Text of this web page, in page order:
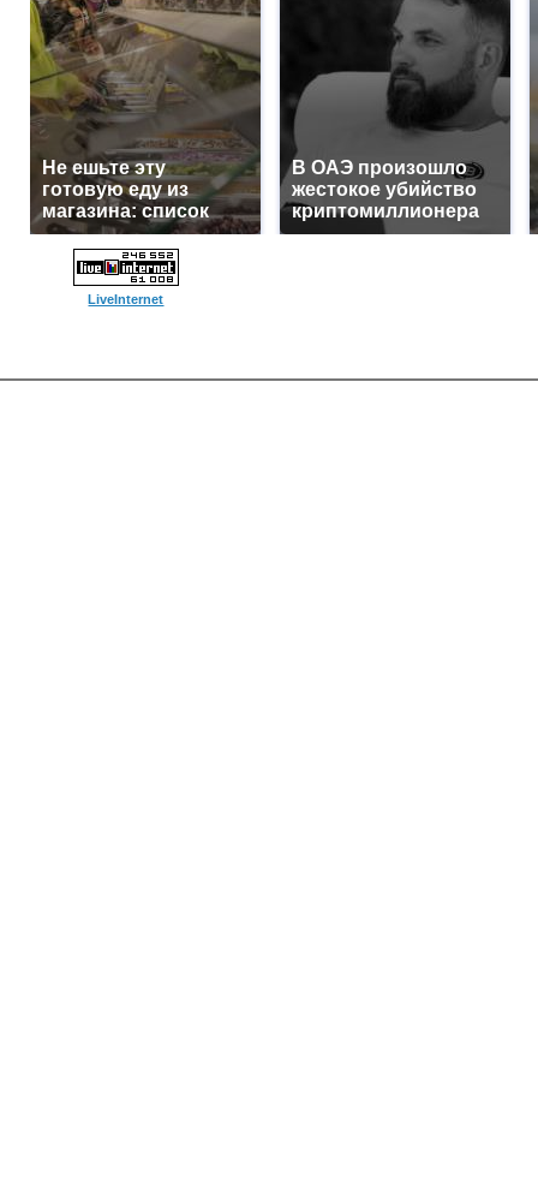
Не ешьте эту
готовую еду из
магазина: список
В ОАЭ произошло
жестокое убийство
криптомиллионера
LiveInternet